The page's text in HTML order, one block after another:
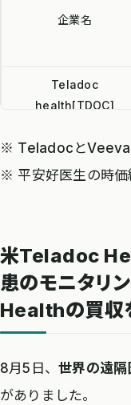
企業名
Teladoc
health[TDOC]
Veeva
※ TeladocとVeeva
※ 平安好医生の時価
米Teladoc
患のモニタリ
Healthの買収
8月5日、世界の遠
がありました。